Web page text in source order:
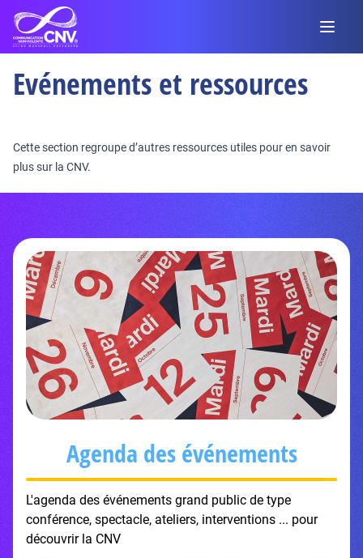
Evénements et ressources
Cette section regroupe d’autres ressources utiles pour en savoir
plus sur la CNV.
Agenda des événements
L'agenda des événements grand public de type
conférence, spectacle, ateliers, interventions ... pour
découvrir la CNV